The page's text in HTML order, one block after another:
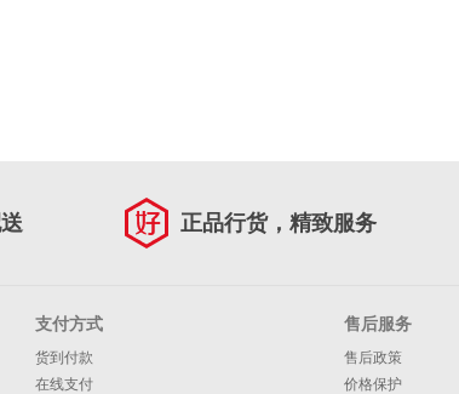
正品行货，精致服务
支付方式
货到付款
在线支付
售后服务
售后政策
价格保护